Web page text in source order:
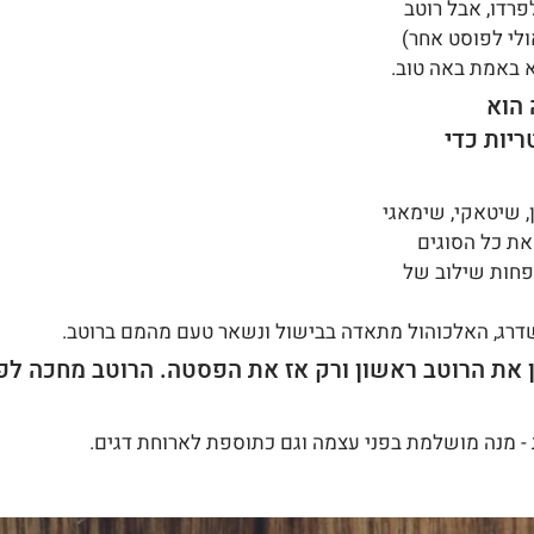
אבל רוטב
לפוסט אחר)
באמת באה טוב.
הוא
כדי
שיטאקי, שימאגי
כל הסוגים
שילוב של
האלכוהול מתאדה בבישול ונשאר טעם מהמם ברוטב.
את הרוטב ראשון ורק אז את הפסטה. הרוטב מחכה
מנה מושלמת בפני עצמה וגם כתוספת לארוחת דגים.